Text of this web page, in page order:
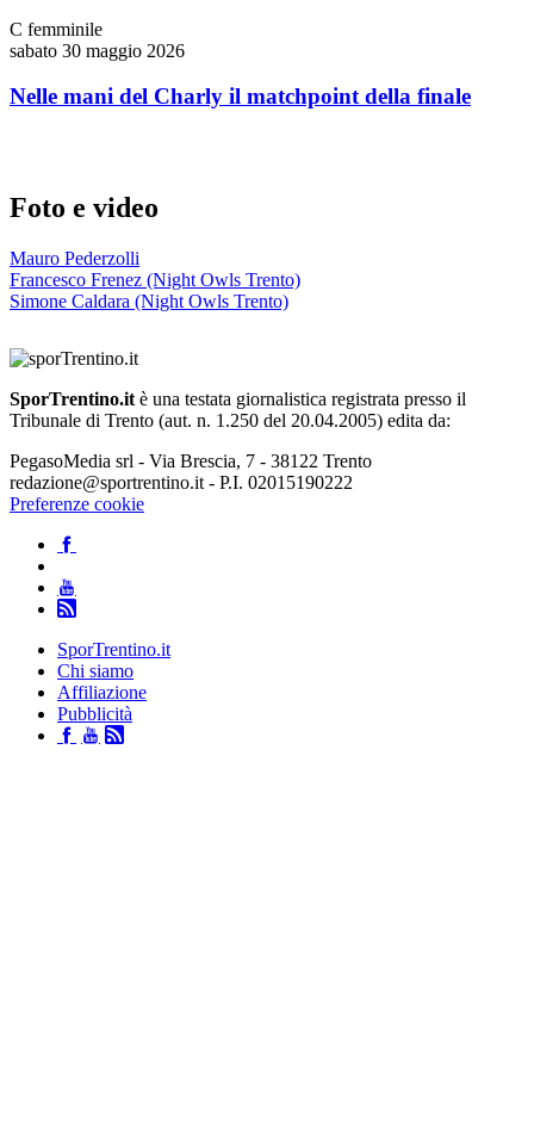
C femminile
sabato 30 maggio 2026
Nelle mani del Charly il matchpoint della finale
Foto e video
Mauro Pederzolli
Francesco Frenez (Night Owls Trento)
Simone Caldara (Night Owls Trento)
SporTrentino.it è una testata giornalistica registrata presso il
Tribunale di Trento (aut. n. 1.250 del 20.04.2005) edita da:
PegasoMedia srl - Via Brescia, 7 - 38122 Trento
redazione@sportrentino.it - P.I. 02015190222
Preferenze cookie
SporTrentino.it
Chi siamo
Affiliazione
Pubblicità